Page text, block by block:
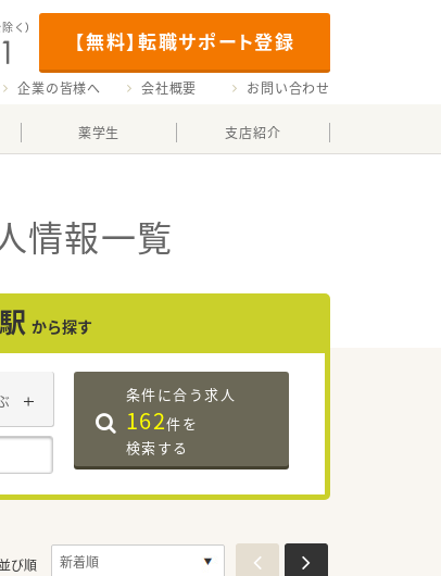
【無料】転職サポート登録
く）
企業の皆様へ 会社概要 お問い合わせ
薬学生 支店紹介
情報一覧
駅 から探す
条件に合う求人
162件を
検索する
び順